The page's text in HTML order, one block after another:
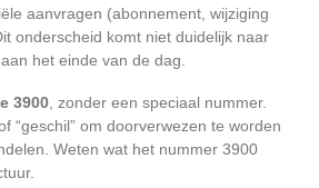
aanvragen (abonnement, wijziging
onderscheid komt niet duidelijk naar
het einde van de dag.
3900 , zonder een speciaal nummer.
“geschil” om doorverwezen te worden
Weten wat het nummer 3900